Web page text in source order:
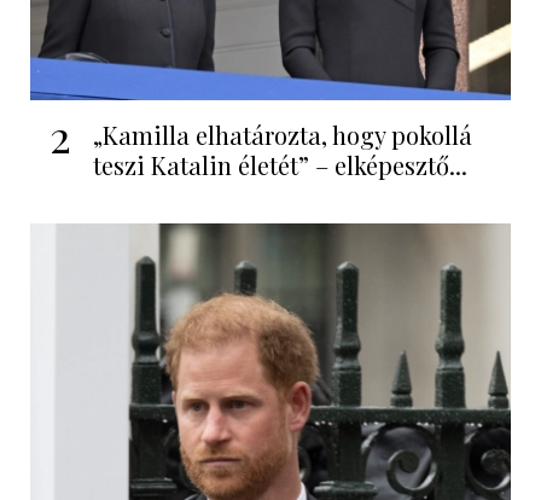
2
„Kamilla elhatározta, hogy pokollá
teszi Katalin életét” – elképesztő...